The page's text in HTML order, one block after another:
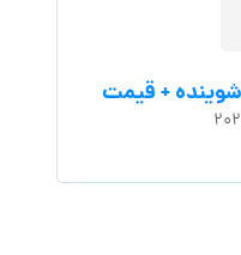
+ قیمت